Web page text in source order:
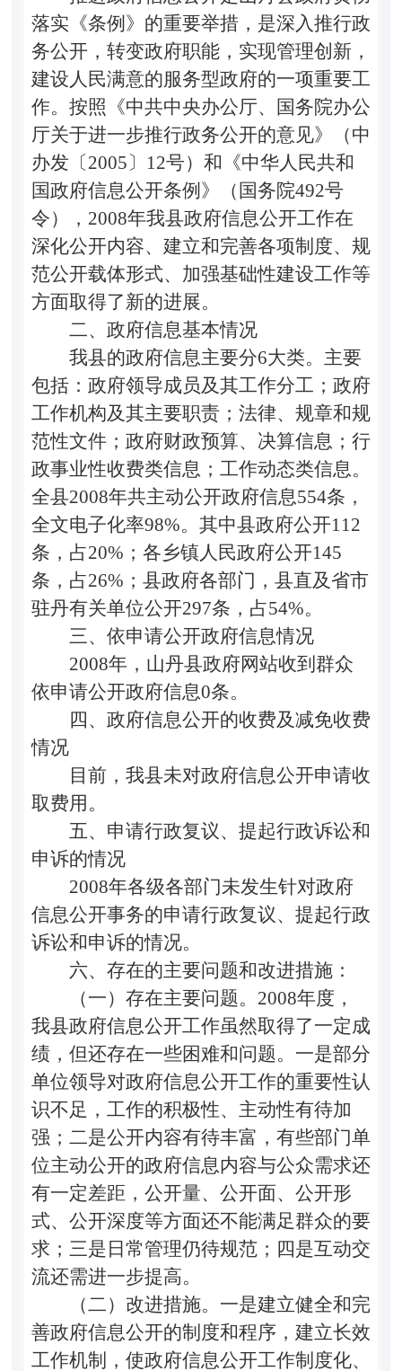
落实《条例》的重要举措，是深入推行政
务公开，转变政府职能，实现管理创新，
建设人民满意的服务型政府的一项重要工
作。按照《中共中央办公厅、国务院办公
厅关于进一步推行政务公开的意见》（中
办发〔2005〕12号）和《中华人民共和
国政府信息公开条例》（国务院492号
令），2008年我县政府信息公开工作在
深化公开内容、建立和完善各项制度、规
范公开载体形式、加强基础性建设工作等
方面取得了新的进展。
二、政府信息基本情况
我县的政府信息主要分6大类。主要
包括：政府领导成员及其工作分工；政府
工作机构及其主要职责；法律、规章和规
范性文件；政府财政预算、决算信息；行
政事业性收费类信息；工作动态类信息。
全县2008年共主动公开政府信息554条，
全文电子化率98%。其中县政府公开112
条，占20%；各乡镇人民政府公开145
条，占26%；县政府各部门，县直及省市
驻丹有关单位公开297条，占54%。
三、依申请公开政府信息情况
2008年，山丹县政府网站收到群众
依申请公开政府信息0条。
四、政府信息公开的收费及减免收费
情况
目前，我县未对政府信息公开申请收
取费用。
五、申请行政复议、提起行政诉讼和
申诉的情况
2008年各级各部门未发生针对政府
信息公开事务的申请行政复议、提起行政
诉讼和申诉的情况。
六、存在的主要问题和改进措施：
（一）存在主要问题。2008年度，
我县政府信息公开工作虽然取得了一定成
绩，但还存在一些困难和问题。一是部分
单位领导对政府信息公开工作的重要性认
识不足，工作的积极性、主动性有待加
强；二是公开内容有待丰富，有些部门单
位主动公开的政府信息内容与公众需求还
有一定差距，公开量、公开面、公开形
式、公开深度等方面还不能满足群众的要
求；三是日常管理仍待规范；四是互动交
流还需进一步提高。
（二）改进措施。一是建立健全和完
善政府信息公开的制度和程序，建立长效
工作机制，使政府信息公开工作制度化、